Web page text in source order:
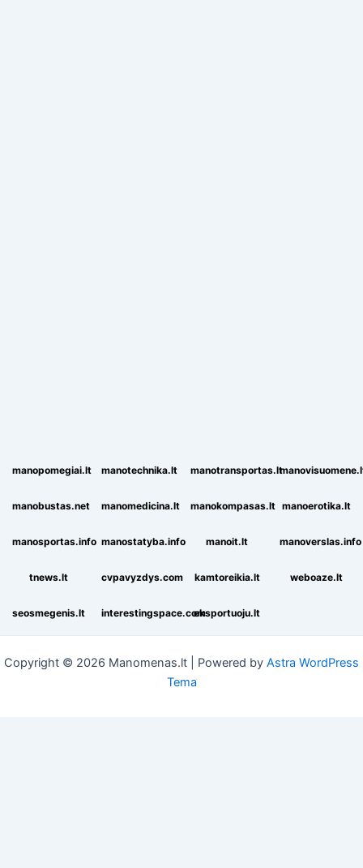
manopomegiai.lt manotechnika.lt manotransportas.lt
manobustas.net manomedicina.lt manokompasas.lt manoerotika.lt
manosportas.info manostatyba.info manoit.lt manoverslas.info
tnews.lt cvpavyzdys.com kamtoreikia.lt weboaze.lt
seosmegenis.lt interestingspace.comeksportuoju.lt
Copyright © 2026 Manomenas.lt | Powered by Astra WordPress
Tema